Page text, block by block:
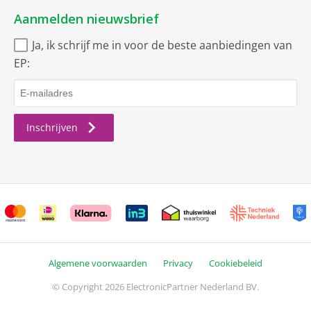
bruto breedte
bruto hoogte
bruto diepte
bruto gewicht
16 kg
Comfort
Smart TV
Spelmodus met Freesync-
Draadloze verbindingen
Aanmelden nieuwsbrief
Ja, ik schrijf me in voor de beste aanbiedingen van
EP:
Inschrijven
Algemene voorwaarden Privacy
Cookiebeleid
© Copyright 2026 ElectronicPartner Nederland BV.